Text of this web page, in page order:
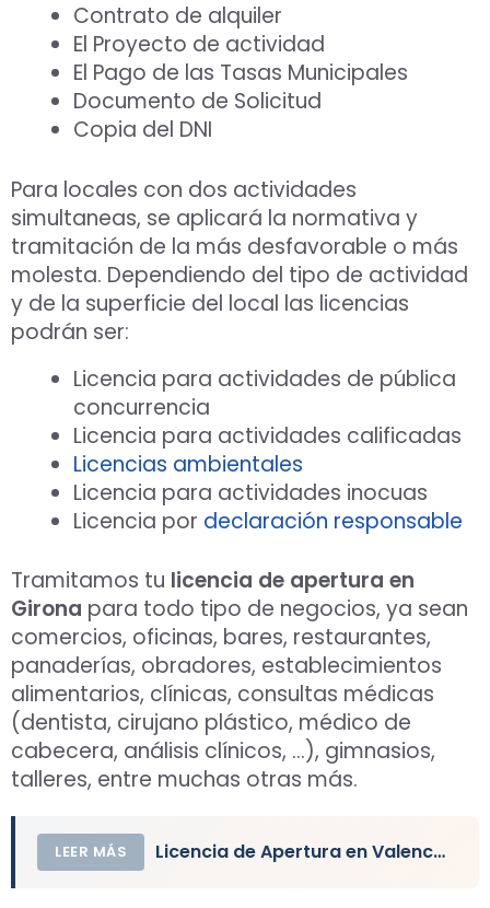
Contrato de alquiler
El Proyecto de actividad
El Pago de las Tasas Municipales
Documento de Solicitud
Copia del DNI
Para locales con dos actividades
simultaneas, se aplicará la normativa y
tramitación de la más desfavorable o más
molesta. Dependiendo del tipo de actividad
y de la superficie del local las licencias
podrán ser:
Licencia para actividades de pública
concurrencia
Licencia para actividades calificadas
Licencias ambientales
Licencia para actividades inocuas
Licencia por declaración responsable
Tramitamos tu licencia de apertura en
Girona para todo tipo de negocios, ya sean
comercios, oficinas, bares, restaurantes,
panaderías, obradores, establecimientos
alimentarios, clínicas, consultas médicas
(dentista, cirujano plástico, médico de
cabecera, análisis clínicos, …), gimnasios,
talleres, entre muchas otras más.
LEER MÁS Licencia de Apertura en Valencia de un Local